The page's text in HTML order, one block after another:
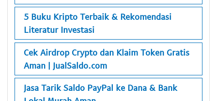
5 Buku Kripto Terbaik & Rekomendasi
Literatur Investasi
Cek Airdrop Crypto dan Klaim Token Gratis
Aman | JualSaldo.com
Jasa Tarik Saldo PayPal ke Dana & Bank